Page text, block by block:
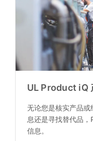
UL Product iQ
无论您是核实产品
息还是寻找替代品
信息。